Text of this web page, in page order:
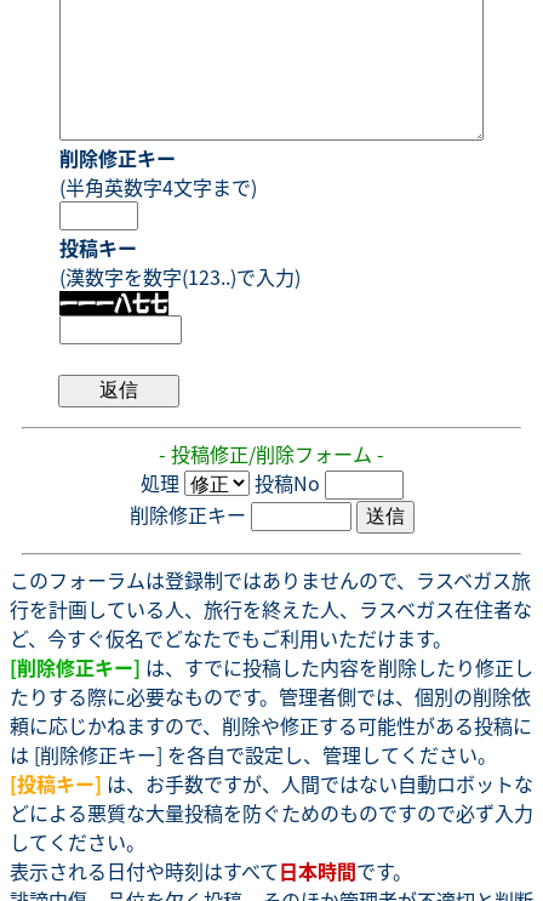
削除修正キー
(半角英数字4文字まで)
投稿キー
(漢数字を数字(123..)で入力)
- 投稿修正/削除フォーム -
処理
投稿No
削除修正キー
このフォーラムは登録制ではありませんので、ラスベガス旅
行を計画している人、旅行を終えた人、ラスベガス在住者な
ど、今すぐ仮名でどなたでもご利用いただけます。
[削除修正キー] は、すでに投稿した内容を削除したり修正し
たりする際に必要なものです。管理者側では、個別の削除依
頼に応じかねますので、削除や修正する可能性がある投稿に
は [削除修正キー] を各自で設定し、管理してください。
[投稿キー] は、お手数ですが、人間ではない自動ロボットな
どによる悪質な大量投稿を防ぐためのものですので必ず入力
してください。
表示される日付や時刻はすべて日本時間です。